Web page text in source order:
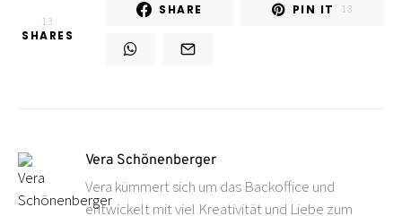
13
SHARES
SHARE PIN IT 13
Vera Schönenberger
Vera kümmert sich um das Backoffice und
entwickelt mit viel Kreativität und Liebe zum